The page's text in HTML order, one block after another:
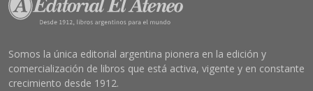
Somos la única editorial argentina pionera en la edición y
comercialización de libros que está activa, vigente y en constante
crecimiento desde 1912.